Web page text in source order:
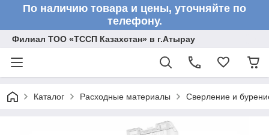
По наличию товара и цены, уточняйте по
телефону.
Филиал ТОО «ТССП Казахстан» в г.Атырау
Каталог Расходные материалы Сверление и